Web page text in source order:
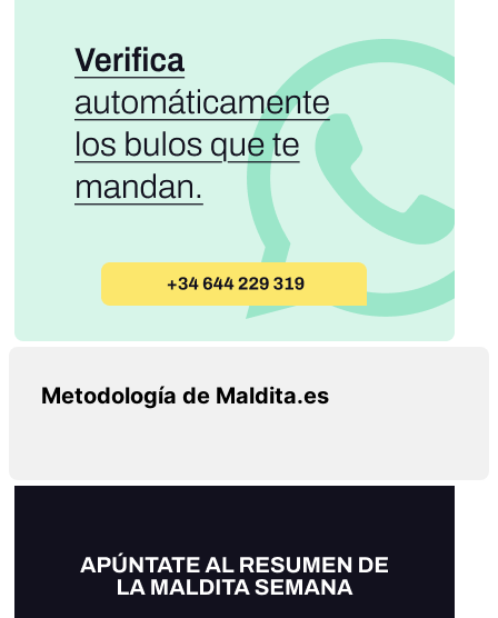
Metodología de Maldita.es